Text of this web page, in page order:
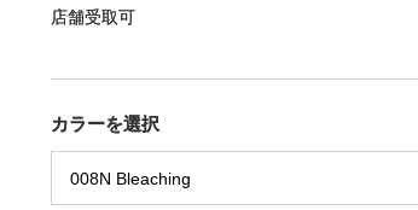
店舗受取可
カラーを選択